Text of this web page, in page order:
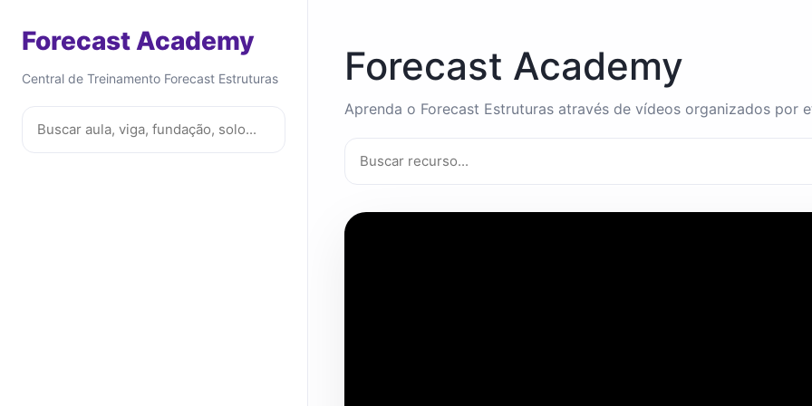
Forecast Academy
Central de Treinamento Forecast Estruturas Forecast Academy
Aprenda o Forecast Estruturas através de vídeos organizados por